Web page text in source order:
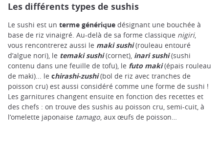
Les différents types de sushis
Le sushi est un terme générique désignant une bouchée à
base de riz vinaigré. Au-delà de sa forme classique nigiri,
vous rencontrerez aussi le maki sushi(rouleau entouré
d’algue nori), le temaki sushi(cornet), inari sushi(sushi
contenu dans une feuille de tofu), le futo maki (épais rouleau
de maki)... le chirashi-zushi (bol de riz avec tranches de
poisson cru) est aussi considéré comme une forme de sushi !
Les garnitures changent ensuite en fonction des recettes et
des chefs : on trouve des sushis au poisson cru, semi-cuit, à
l’omelette japonaise tamago, aux œufs de poisson…